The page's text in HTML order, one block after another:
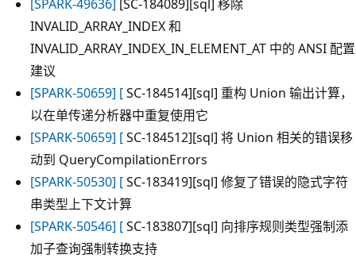
[SPARK-49636] [SC-184089][sql] 移除
INVALID_ARRAY_INDEX 和
INVALID_ARRAY_INDEX_IN_ELEMENT_AT 中的 ANSI 配置
建议
[SPARK-50659] [SC-184514][sql] 重构 Union 输出计算，
以在单传递分析器中重复使用它
[SPARK-50659] [SC-184512][sql] 将 Union 相关的错误移
动到 QueryCompilationErrors
[SPARK-50530] [SC-183419][sql] 修复了错误的隐式字符
串类型上下文计算
[SPARK-50546] [SC-183807][sql] 向排序规则类型强制添
加子查询强制转换支持